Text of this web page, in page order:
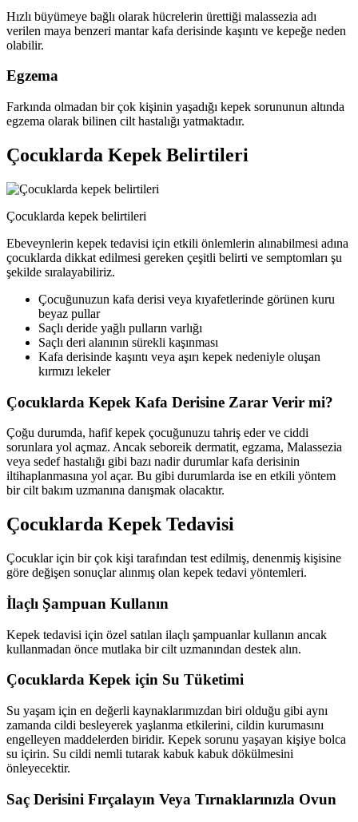
Hızlı büyümeye bağlı olarak hücrelerin ürettiği malassezia adı
verilen maya benzeri mantar kafa derisinde kaşıntı ve kepeğe neden
olabilir.
Egzema
Farkında olmadan bir çok kişinin yaşadığı kepek sorununun altında
egzema olarak bilinen cilt hastalığı yatmaktadır.
Çocuklarda Kepek Belirtileri
Çocuklarda kepek belirtileri
Ebeveynlerin kepek tedavisi için etkili önlemlerin alınabilmesi adına
çocuklarda dikkat edilmesi gereken çeşitli belirti ve semptomları şu
şekilde sıralayabiliriz.
Çocuğunuzun kafa derisi veya kıyafetlerinde görünen kuru
beyaz pullar
Saçlı deride yağlı pulların varlığı
Saçlı deri alanının sürekli kaşınması
Kafa derisinde kaşıntı veya aşırı kepek nedeniyle oluşan
kırmızı lekeler
Çocuklarda Kepek Kafa Derisine Zarar Verir mi?
Çoğu durumda, hafif kepek çocuğunuzu tahriş eder ve ciddi
sorunlara yol açmaz. Ancak seboreik dermatit, egzama, Malassezia
veya sedef hastalığı gibi bazı nadir durumlar kafa derisinin
iltihaplanmasına yol açar. Bu gibi durumlarda ise en etkili yöntem
bir cilt bakım uzmanına danışmak olacaktır.
Çocuklarda Kepek Tedavisi
Çocuklar için bir çok kişi tarafından test edilmiş, denenmiş kişisine
göre değişen sonuçlar alınmış olan kepek tedavi yöntemleri.
İlaçlı Şampuan Kullanın
Kepek tedavisi için özel satılan ilaçlı şampuanlar kullanın ancak
kullanmadan önce mutlaka bir cilt uzmanından destek alın.
Çocuklarda Kepek için Su Tüketimi
Su yaşam için en değerli kaynaklarımızdan biri olduğu gibi aynı
zamanda cildi besleyerek yaşlanma etkilerini, cildin kurumasını
engelleyen maddelerden biridir. Kepek sorunu yaşayan kişiye bolca
su içirin. Su cildi nemli tutarak kabuk kabuk dökülmesini
önleyecektir.
Saç Derisini Fırçalayın Veya Tırnaklarınızla Ovun